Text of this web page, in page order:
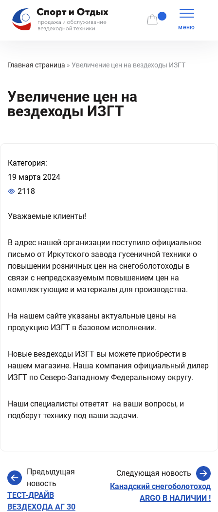
меню
Главная страница » Увеличение цен на вездеходы ИЗГТ
Увеличение цен на
вездеходы ИЗГТ
Категория:
19 марта 2024
2118
Уважаемые клиенты!
В адрес нашей организации поступило официальное
письмо от Иркутского завода гусеничной техники о
повышении розничных цен на снегоболотоходы в
связи с непредсказуемым повышением цен на
комплектующие и материалы для производства.
На нашем сайте указаны актуальные цены на
продукцию ИЗГТ в базовом исполнении.
Новые вездеходы ИЗГТ вы можете приобрести в
нашем магазине. Наша компания официальный дилер
ИЗГТ по Северо-Западному Федеральному округу.
Наши специалисты ответят на ваши вопросы, и
подберут технику под ваши задачи.
Предыдущая
новость
ТЕСТ-ДРАЙВ
ВЕЗДЕХОДА АГ 30
Следующая новость
Канадский снегоболотоход
ARGO В НАЛИЧИИ !